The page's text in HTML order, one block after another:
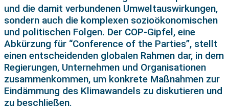
und die damit verbundenen Umweltauswirkungen,
sondern auch die komplexen sozioökonomischen
und politischen Folgen. Der COP-Gipfel, eine
Abkürzung für “Conference of the Parties”, stellt
einen entscheidenden globalen Rahmen dar, in dem
Regierungen, Unternehmen und Organisationen
zusammenkommen, um konkrete Maßnahmen zur
Eindämmung des Klimawandels zu diskutieren und
zu beschließen.